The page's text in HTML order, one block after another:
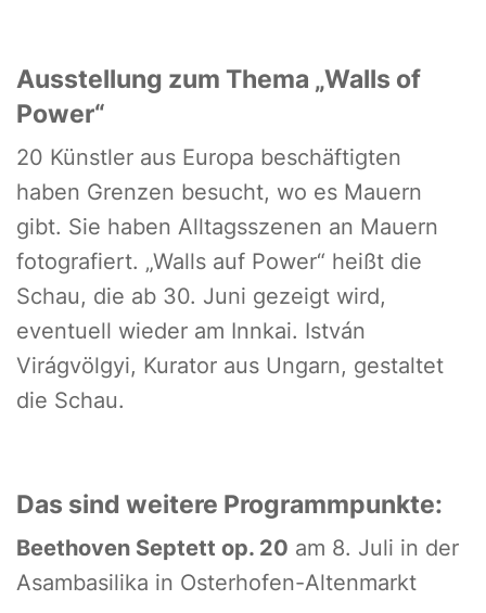
Ausstellung zum Thema „Walls of
Power“
20 Künstler aus Europa beschäftigten
haben Grenzen besucht, wo es Mauern
gibt. Sie haben Alltagsszenen an Mauern
fotografiert. „Walls auf Power“ heißt die
Schau, die ab 30. Juni gezeigt wird,
eventuell wieder am Innkai. István
Virágvölgyi, Kurator aus Ungarn, gestaltet
die Schau.
Das sind weitere Programmpunkte:
Beethoven Septett op. 20 am 8. Juli in der
Asambasilika in Osterhofen-Altenmarkt